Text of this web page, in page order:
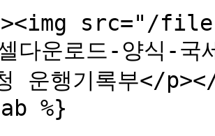
src="/files/
다운로드-양식-
청 운행기록부</
%}